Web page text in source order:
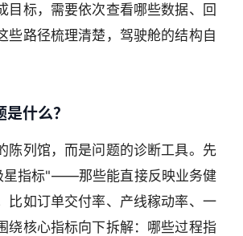
标，需要依次查看哪些数据、回
些路径梳理清楚，驾驶舱的结构自
什么？
陈列馆，而是问题的诊断工具。先
星指标"——那些能直接反映业务健
比如订单交付率、产线稼动率、一
绕核心指标向下拆解：哪些过程指